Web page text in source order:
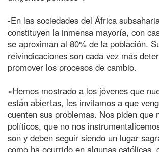
-En las sociedades del África
constituyen la inmensa mayoría, con
se aproximan al 80% de la población.
reivindicaciones son cada vez más
promover los procesos de cambio.
«Hemos mostrado a los jóvenes que
están abiertas, les invitamos a que
cuenten sus problemas. Nos piden que
políticos, que no nos
son y deben seguir siendo un lugar
como ha ocurrido en algunas católicas,